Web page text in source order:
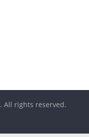
. All rights reserved.